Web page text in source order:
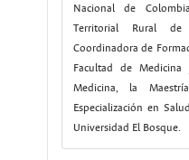
Nacional de
Territorial Rural de
Coordinadora de
Facultad de
Medicina, la
Especialización en
Universidad El Bosque.